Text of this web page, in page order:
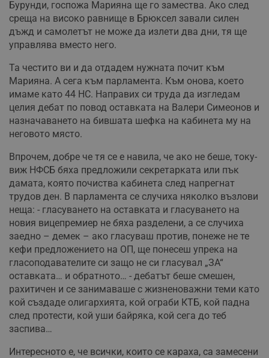
Бурунди, госпожа Марияна ще го замества. Ако след
среща на високо равнище в Брюксел завали силен
дъжд и самолетът не може да излети два дни, тя ще
управлява вместо него.
Та честито ви и да отдадем нужната почит към
Марияна. А сега към парламента. Към онова, което
имаме като 44 НС. Направих си труда да изгледам
целия дебат по повод оставката на Валери Симеонов и
назначаването на бившата шефка на кабинета му на
неговото място.
Впрочем, добре че тя се е навила, че ако не беше, току-
виж НФСБ бяха предложили секретарката или пък
дамата, която почиства кабинета след напрегнат
трудов ден. В парламента се случиха няколко възлови
неща: - гласуването на оставката и гласуването на
новия вицепремиер не бяха разделени, а се случиха
заедно – демек – ако гласуваш против, понеже не те
кефи предложението на ОП, ще понесеш упрека на
гласоподавателите си защо не си гласувал „ЗА“
оставката… и обратното… - дебатът беше смешен,
рахитичен и се занимаваше с жизненоважни теми като
кой създаде олигархията, кой ограби КТБ, кой падна
след протести, кой уши байряка, кой сега до теб
заспива…
Интересното е, че всички, които се караха, са замесени